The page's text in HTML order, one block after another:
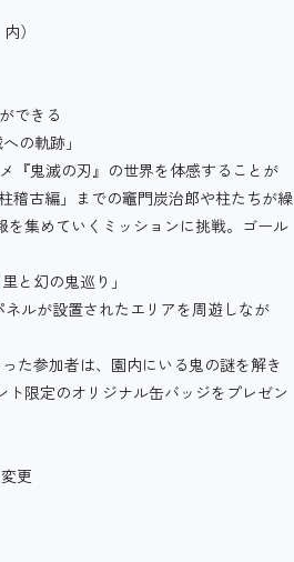
）
できる
の軌跡」
『鬼滅の刃』の世界を体感することが
古編」までの竈門炭治郎や柱たちが繰
を集めていくミッションに挑戦。ゴール
と幻の鬼巡り」
ルが設置されたエリアを周遊しなが
た参加者は、園内にいる鬼の謎を解き
限定のオリジナル缶バッジをプレゼン
更